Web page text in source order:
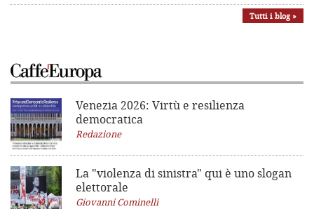
Tutti i blog »
Venezia 2026: Virtù e resilienza
democratica
Redazione
La "violenza di sinistra" qui è uno slogan
elettorale
Giovanni Cominelli